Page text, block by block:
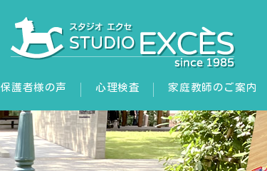
保護者様の声 心理検査 家庭教師のご案内